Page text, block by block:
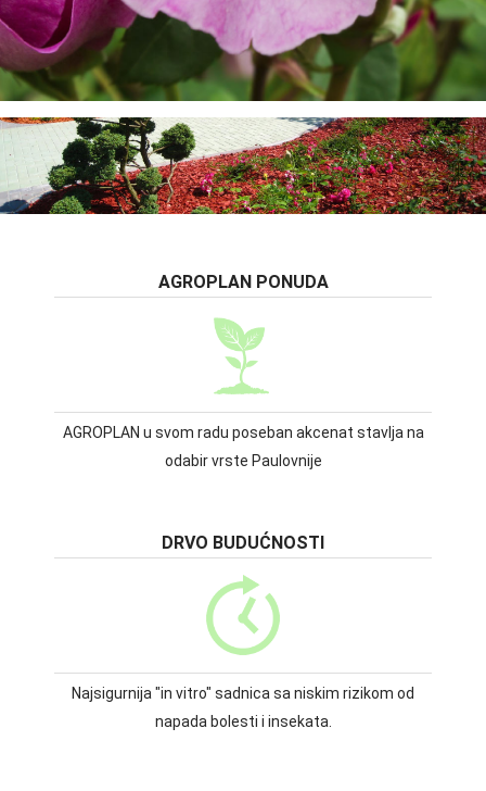
AGROPLAN PONUDA
AGROPLAN u svom radu poseban akcenat stavlja na
odabir vrste Paulovnije
DRVO BUDUĆNOSTI
Najsigurnija "in vitro" sadnica sa niskim rizikom od
napada bolesti i insekata.